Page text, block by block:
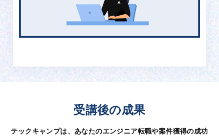
受講後の成果
テックキャンプは、あなたのエンジニア転職や案件獲得の成功